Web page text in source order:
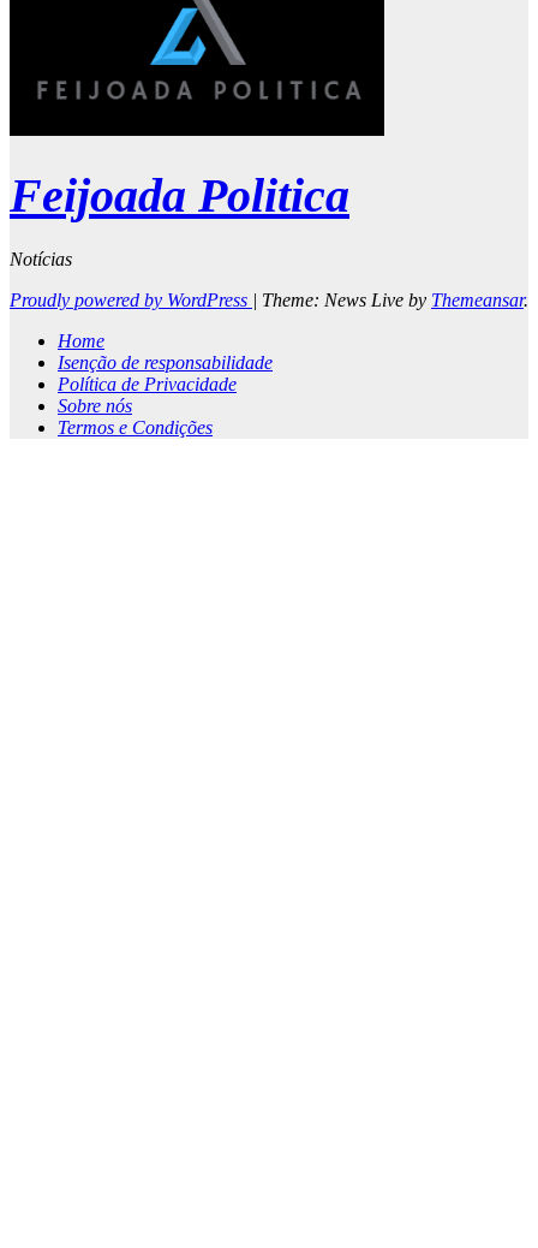
Feijoada Politica
Notícias
Proudly powered by WordPress | Theme: News Live by Themeansar.
Home
Isenção de responsabilidade
Política de Privacidade
Sobre nós
Termos e Condições